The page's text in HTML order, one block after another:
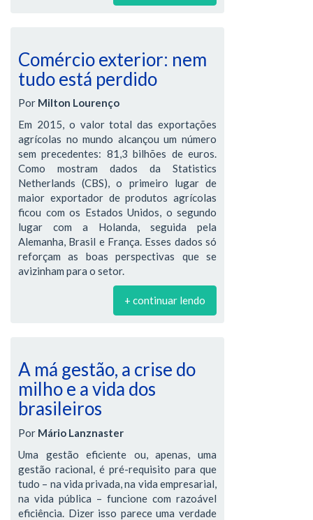
Comércio exterior: nem
tudo está perdido
Por Milton Lourenço
Em 2015, o valor total das exportações
agrícolas no mundo alcançou um número
sem precedentes: 81,3 bilhões de euros.
Como mostram dados da Statistics
Netherlands (CBS), o primeiro lugar de
maior exportador de produtos agrícolas
ficou com os Estados Unidos, o segundo
lugar com a Holanda, seguida pela
Alemanha, Brasil e França. Esses dados só
reforçam as boas perspectivas que se
avizinham para o setor.
+ continuar lendo
A má gestão, a crise do
milho e a vida dos
brasileiros
Por Mário Lanznaster
Uma gestão eficiente ou, apenas, uma
gestão racional, é pré-requisito para que
tudo – na vida privada, na vida empresarial,
na vida pública – funcione com razoável
eficiência. Dizer isso parece uma verdade